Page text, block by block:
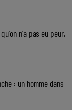
n'a pas eu peur,
: un homme dans